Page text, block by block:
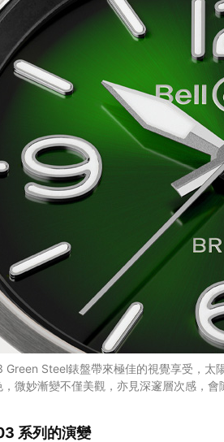
Green Steel錶盤帶來極佳的視覺享受，太
微妙漸變不僅美觀，亦見深邃層次感，會
系列的演變